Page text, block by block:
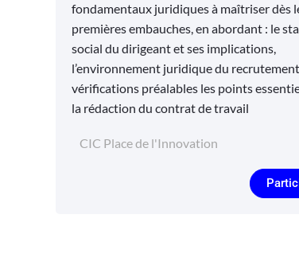
fondamentaux juridiques à maîtriser dès
premières embauches, en abordant : le
social du dirigeant et ses implications,
l’environnement juridique du
vérifications préalables les points
la rédaction du contrat de travail
CIC Place de l'Innovation